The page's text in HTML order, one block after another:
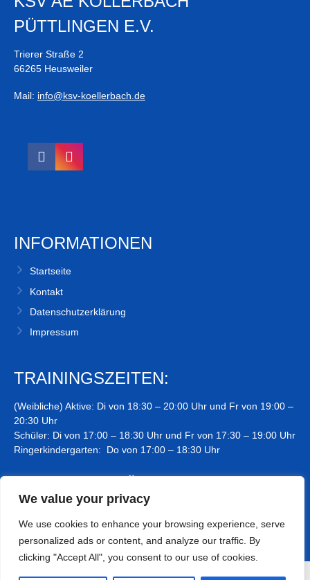
We value your privacy
We use cookies to enhance your browsing experience, serve
personalized ads or content, and analyze our traffic. By
clicking "Accept All", you consent to our use of cookies.
PÜTTLINGEN E.V.
Trierer Straße 2
66265 Heusweiler
Mail: info@ksv-koellerbach.de
INFORMATIONEN
Startseite
Kontakt
Datenschutzerklärung
Impressum
TRAININGSZEITEN:
(Weibliche) Aktive: Di von 18:30 – 20:00 Uhr und Fr von 19:00 –
20:30 Uhr
Schüler: Di von 17:00 – 18:30 Uhr und Fr von 17:30 – 19:00 Uhr
Ringerkindergarten: Do von 17:00 – 18:30 Uhr
66346 Köllerbach